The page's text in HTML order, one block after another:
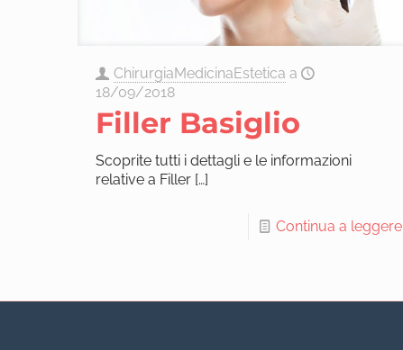
ChirurgiaMedicinaEstetica a
18/09/2018
Filler Basiglio
Scoprite tutti i dettagli e le informazioni
relative a Filler[…]
Continua a leggere